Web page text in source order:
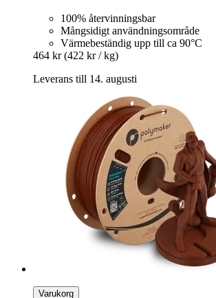
100% återvinningsbar
Mångsidigt användningsområde
Värmebeständig upp till ca 90°C
464 kr (422 kr / kg)
Leverans till 14. augusti
Varukorg